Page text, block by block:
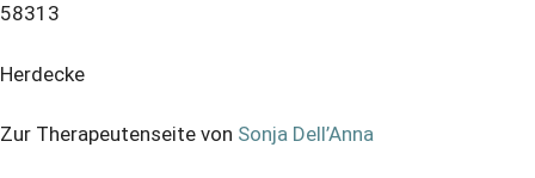
58313
Herdecke
Zur Therapeutenseite von Sonja Dell’Anna